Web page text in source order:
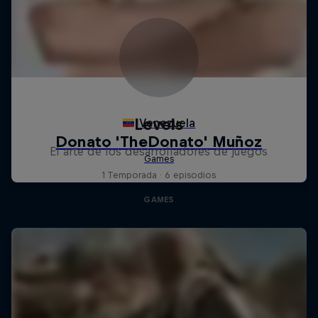
Levels
El arte de los desarrolladores de juegos
1 Temporada · 6 episodios
GAMES